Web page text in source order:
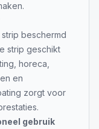
beschermd
strip geschikt
horeca,
en
zorgt voor
gebruik